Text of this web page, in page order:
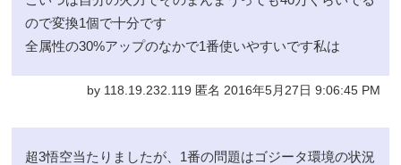
ので変換1個で十分です
全属性の30%アップのなかで1番使いやすいです私は
by 118.19.232.119 匿名 2016年5月27日 9:06:45 PM
超3悟空当たりましたが、1番の問題はゴジータ環境の状況